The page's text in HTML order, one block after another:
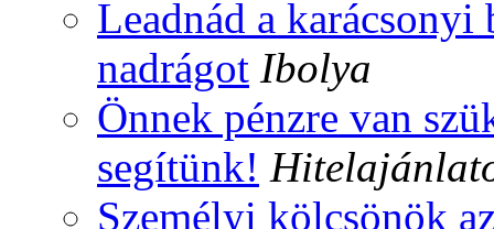
Leadnád a
nadrágot Ibolya
Önnek pénzre van
segítünk!
Személyi kölcsönök